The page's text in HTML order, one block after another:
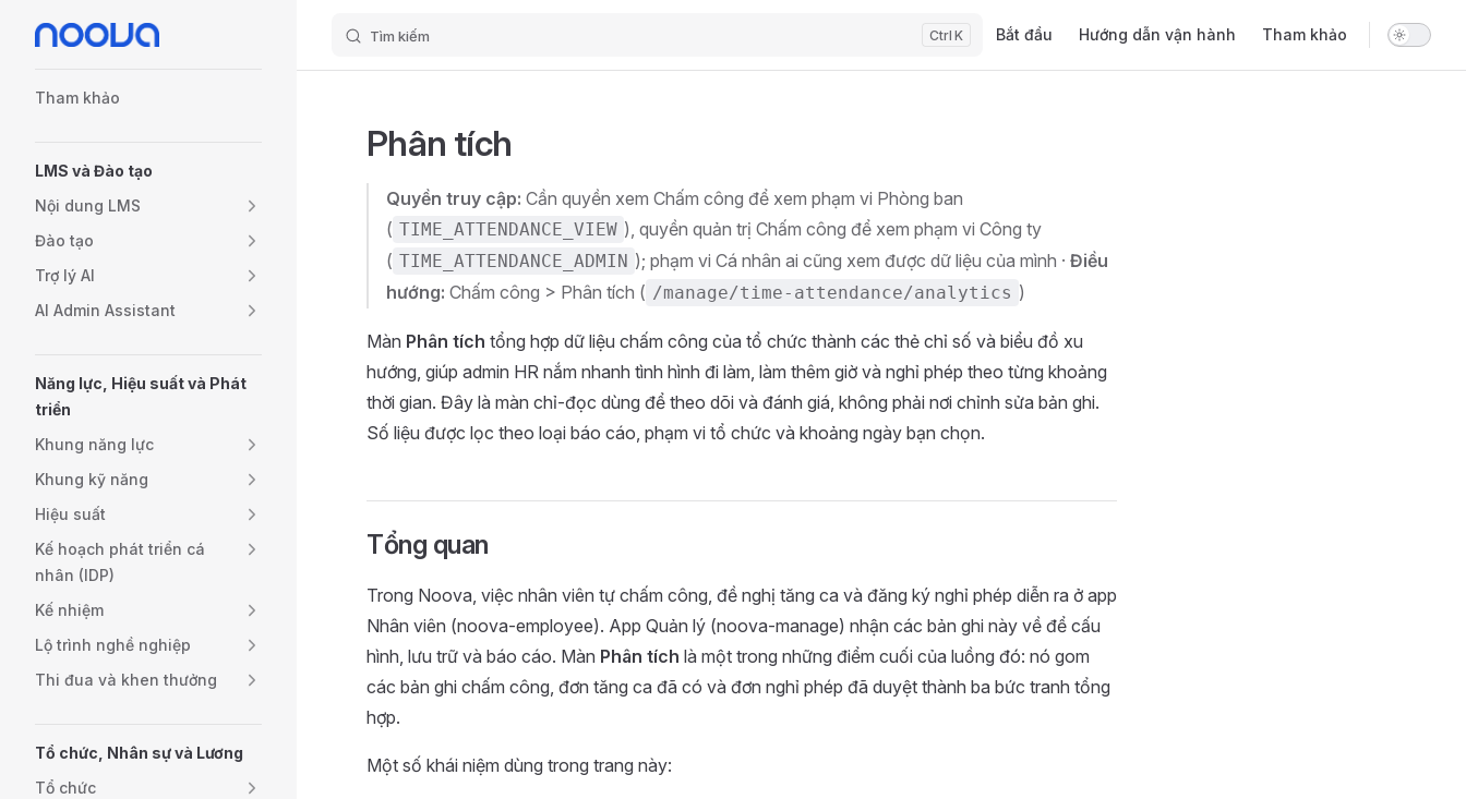
Skip to content Tìm kiếm K Bắt đầu Hướng dẫn vận hành Tham khảo
Tham khảo
LMS và Đào tạo
Nội dung LMS
Đào tạo
Trợ lý AI
AI Admin Assistant
Năng lực, Hiệu suất và Phát
triển
Khung năng lực
Khung kỹ năng
Hiệu suất
Kế hoạch phát triển cá
nhân (IDP)
Kế nhiệm
Lộ trình nghề nghiệp
Thi đua và khen thưởng
Tổ chức, Nhân sự và Lương
Tổ chức
Phân tích
Quyền truy cập: Cần quyền xem Chấm công để xem phạm vi Phòng ban
( TIME_ATTENDANCE_VIEW ), quyền quản trị Chấm công để xem phạm vi Công ty
( TIME_ATTENDANCE_ADMIN ); phạm vi Cá nhân ai cũng xem được dữ liệu của mình · Điều
hướng: Chấm công > Phân tích ( /manage/time-attendance/analytics )
Màn Phân tích tổng hợp dữ liệu chấm công của tổ chức thành các thẻ chỉ số và biểu đồ xu
hướng, giúp admin HR nắm nhanh tình hình đi làm, làm thêm giờ và nghỉ phép theo từng khoảng
thời gian. Đây là màn chỉ-đọc dùng để theo dõi và đánh giá, không phải nơi chỉnh sửa bản ghi.
Số liệu được lọc theo loại báo cáo, phạm vi tổ chức và khoảng ngày bạn chọn.
Tổng quan
Trong Noova, việc nhân viên tự chấm công, đề nghị tăng ca và đăng ký nghỉ phép diễn ra ở app
Nhân viên (noova-employee). App Quản lý (noova-manage) nhận các bản ghi này về để cấu
hình, lưu trữ và báo cáo. Màn Phân tích là một trong những điểm cuối của luồng đó: nó gom
các bản ghi chấm công, đơn tăng ca đã có và đơn nghỉ phép đã duyệt thành ba bức tranh tổng
hợp.
Một số khái niệm dùng trong trang này: